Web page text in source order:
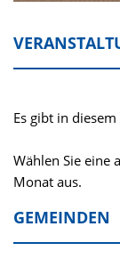
Es gibt in
Wählen Sie eine
Monat aus.
GEMEINDEN